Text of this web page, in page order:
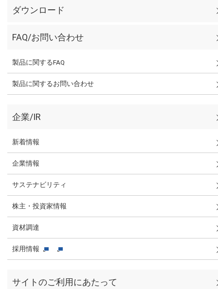
ダウンロード
FAQ/お問い合わせ
製品に関するFAQ
製品に関するお問い合わせ
企業/IR
新着情報
企業情報
サステナビリティ
株主・投資家情報
資材調達
採用情報
サイトのご利用にあたって